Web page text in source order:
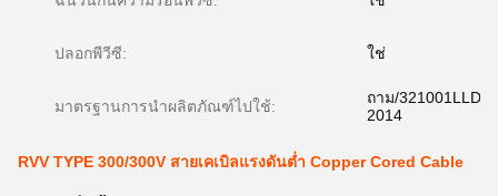
ปลอกพีวีซี: ใช่
มาตรฐานการนำผลิตภัณฑ์ไปใช้:
ถาม/
2014
RVV TYPE 300/300V สายเคเบิลแรงดันต่ำ Copper Cored Cable